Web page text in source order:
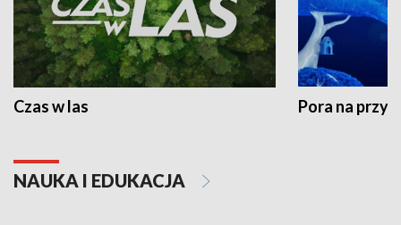
Czas w las Pora na
NAUKA I EDUKACJA